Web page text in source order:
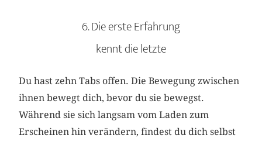
6. Die erste Erfahrung
kennt die letzte
Du hast zehn Tabs offen. Die Bewegung zwischen
ihnen bewegt dich, bevor du sie bewegst.
Während sie sich langsam vom Laden zum
Erscheinen hin verändern, findest du dich selbst